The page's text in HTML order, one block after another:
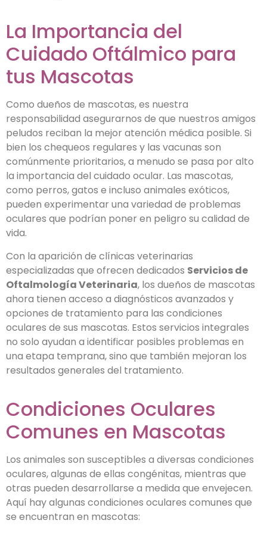
La Importancia del
Cuidado Oftálmico para
tus Mascotas
Como dueños de mascotas, es nuestra
responsabilidad asegurarnos de que nuestros amigos
peludos reciban la mejor atención médica posible. Si
bien los chequeos regulares y las vacunas son
comúnmente prioritarios, a menudo se pasa por alto
la importancia del cuidado ocular. Las mascotas,
como perros, gatos e incluso animales exóticos,
pueden experimentar una variedad de problemas
oculares que podrían poner en peligro su calidad de
vida.
Con la aparición de clínicas veterinarias
especializadas que ofrecen dedicados Servicios de
Oftalmología Veterinaria, los dueños de mascotas
ahora tienen acceso a diagnósticos avanzados y
opciones de tratamiento para las condiciones
oculares de sus mascotas. Estos servicios integrales
no solo ayudan a identificar posibles problemas en
una etapa temprana, sino que también mejoran los
resultados generales del tratamiento.
Condiciones Oculares
Comunes en Mascotas
Los animales son susceptibles a diversas condiciones
oculares, algunas de ellas congénitas, mientras que
otras pueden desarrollarse a medida que envejecen.
Aquí hay algunas condiciones oculares comunes que
se encuentran en mascotas: